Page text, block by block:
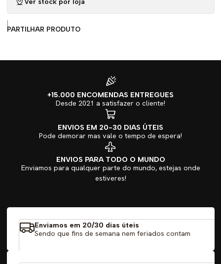
|
PARTILHAR PRODUTO
+15.000 ENCOMENDAS ENTREGUES
Desde 2021 a satisfazer o cliente!
ENVIOS EM 20-30 DIAS ÚTEIS
Pode demorar mas vale o tempo de espera!
ENVIOS PARA TODO O MUNDO
Enviamos para qualquer parte do mundo, estejas onde
estiveres!
Enviamos em 20/30 dias úteis
Sendo que fins de semana nem feriados contam